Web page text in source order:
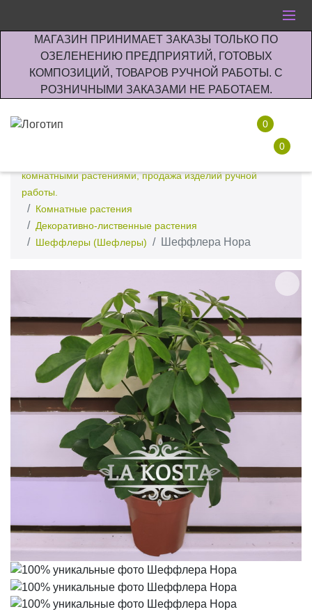
МАГАЗИН ПРИНИМАЕТ ЗАКАЗЫ ТОЛЬКО ПО
ОЗЕЛЕНЕНИЮ ПРЕДПРИЯТИЙ, ГОТОВЫХ
КОМПОЗИЦИЙ, ТОВАРОВ РУЧНОЙ РАБОТЫ. С
РОЗНИЧНЫМИ ЗАКАЗАМИ НЕ РАБОТАЕМ.
0
0
комнатными растениями, продажа изделий ручной
работы.
Комнатные растения
Декоративно-лиственные растения
Шеффлеры (Шефлеры)
Шеффлера Нора